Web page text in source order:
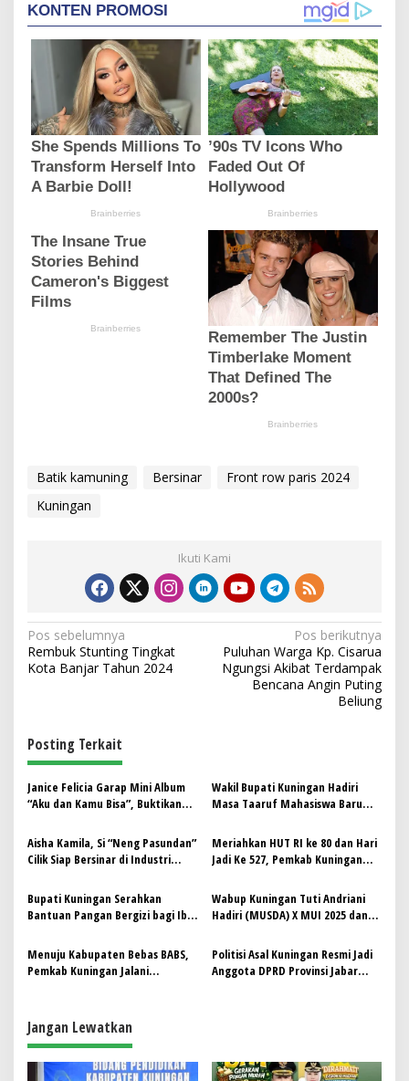
Batik kamuning Bersinar
Front row paris 2024
Kuningan
Ikuti Kami
N
a
g
a
s
i
p
o
s
Pos sebelumnya
Rembuk Stunting Tingkat
Kota Banjar Tahun 2024
Pos berikutnya
Puluhan Warga Kp. Cisarua
Ngungsi Akibat Terdampak
Bencana Angin Puting
Beliung
Posting Terkait
Janice Felicia Garap Mini Album
“Aku dan Kamu Bisa”, Buktikan
Bersinar
Wakil Bupati Kuningan Hadiri
Masa Taaruf Mahasiswa Baru
Kuningan 2025
Aisha Kamila, Si “Neng Pasundan”
Cilik Siap Bersinar di Industri
Meriahkan HUT RI ke 80 dan Hari
Jadi Ke 527, Pemkab Kuningan
Bupati Kuningan Serahkan
Bantuan Pangan Bergizi bagi Ibu
Wabup Kuningan Tuti Andriani
Hadiri (MUSDA) X MUI 2025 dan
Menuju Kabupaten Bebas BABS,
Pemkab Kuningan Jalani
Politisi Asal Kuningan Resmi Jadi
Anggota DPRD Provinsi Jabar
Jangan Lewatkan